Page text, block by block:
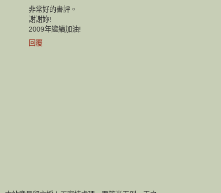
非常好的書評。
謝謝妳!
2009年繼續加油!
回覆